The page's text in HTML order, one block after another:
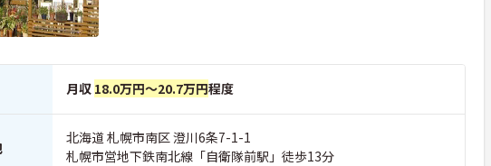
月収 18.0万円～20.7万円程度
北海道 札幌市南区 澄川6条7-1-1
札幌市営地下鉄南北線「自衛隊前駅」徒歩13分